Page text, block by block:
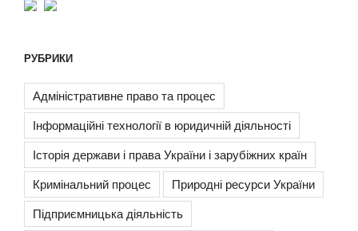
РУБРИКИ
Адміністративне право та процес
Інформаційні технології в юридичній діяльності
Історія держави і права України і зарубіжних країн
Кримінальний процес
Природні ресурси України
Підприємницька діяльність